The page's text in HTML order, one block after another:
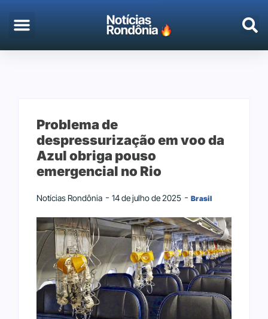
Problema de
despressurização em voo da
Azul obriga pouso
emergencial no Rio
Notícias Rondônia 14 de julho de 2025 Brasil